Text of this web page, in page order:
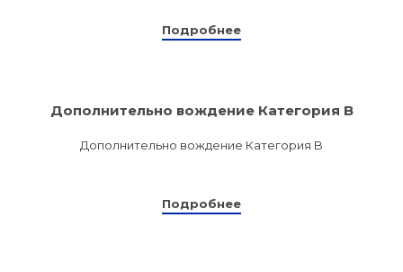
Подробнее
Дополнительно вождение Категория B
Дополнительно вождение Категория B
Подробнее